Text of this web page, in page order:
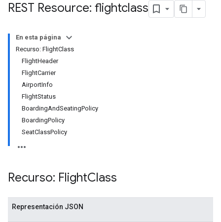
REST Resource: flightclass
En esta página
Recurso: FlightClass
FlightHeader
FlightCarrier
AirportInfo
FlightStatus
BoardingAndSeatingPolicy
BoardingPolicy
SeatClassPolicy
Recurso: FlightClass
Representación JSON